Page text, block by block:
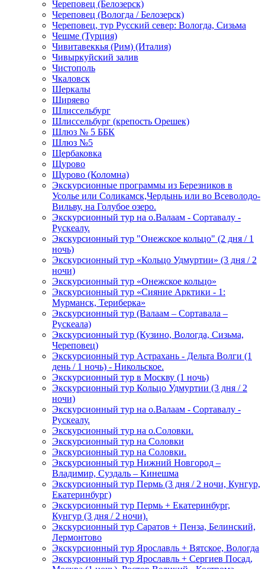
Череповец (Белозерск)
Череповец (Вологда / Белозерск)
Череповец, тур Русский север: Вологда, Сизьма
Чешме (Турция)
Чивитавеккья (Рим) (Италия)
Чивыркуйский залив
Чистополь
Чкаловск
Шеркалы
Ширяево
Шлиссельбург
Шлиссельбург (крепость Орешек)
Шлюз № 5 ББК
Шлюз №5
Щербаковка
Щурово
Щурово (Коломна)
Экскурсионные программы из Березников в
Усолье или Соликамск,Чердынь или во Всеволодо-
Вильву, на Голубое озеро.
Экскурсионный тур на о.Валаам - Сортавалу -
Рускеалу.
Экскурсионный тур "Онежское кольцо" (2 дня / 1
ночь)
Экскурсионный тур «Кольцо Удмуртии» (3 дня / 2
ночи)
Экскурсионный тур «Онежское кольцо»
Экскурсионный тур «Сияние Арктики - 1:
Мурманск, Териберка»
Экскурсионный тур (Валаам – Сортавала –
Рускеала)
Экскурсионный тур (Кузино, Вологда, Сизьма,
Череповец)
Экскурсионный тур Астрахань - Дельта Волги (1
день / 1 ночь) - Никольское.
Экскурсионный тур в Москву (1 ночь)
Экскурсионный тур Кольцо Удмуртии (3 дня / 2
ночи)
Экскурсионный тур на о.Валаам - Сортавалу -
Рускеалу.
Экскурсионный тур на о.Соловки.
Экскурсионный тур на Соловки
Экскурсионный тур на Соловки.
Экскурсионный тур Нижний Новгород –
Владимир, Суздаль – Кинешма
Экскурсионный тур Пермь (3 дня / 2 ночи, Кунгур,
Екатеринбург)
Экскурсионный тур Пермь + Екатеринбург,
Кунгур (3 дня / 2 ночи).
Экскурсионный тур Саратов + Пенза, Белинский,
Лермонтово
Экскурсионный тур Ярославль + Вятское, Вологда
Экскурсионный тур Ярославль + Сергиев Посад,